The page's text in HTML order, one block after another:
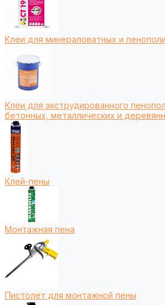
Клеи для минераловатных и
Клеи для экструдированного
бетонных, металлических и
Клей-пены
Монтажная пена
Пистолет для монтажной пены